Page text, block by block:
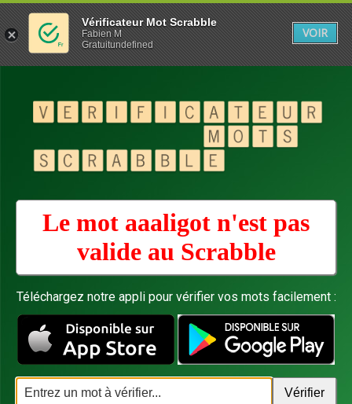
Le mot aaaligot n'est pas
valide au Scrabble
Téléchargez notre appli pour vérifier vos mots facilement :
Vérificateur Mot Scrabble
Fabien M
Gratuitundefined
VOIR